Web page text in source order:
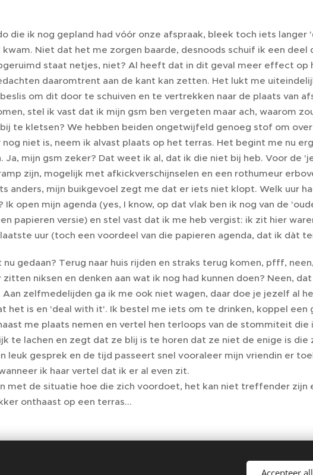
die ik nog gepland had vóór onze afspraak, bleek toch iets langer
kwam. Niet dat het me zorgen baarde, desnoods schuif ik een deel
staat netjes, niet? Al heeft dat in dit geval meer effect op
daaromtrent aan de kant kan zetten. Het lukt me
om dit door te schuiven en te vertrekken naar de plaats van
stel ik vast dat ik mijn gsm ben vergeten maar ach, waarom
te kletsen? We hebben beiden ongetwijfeld genoeg stof om
niet is, neem ik alvast plaats op het terras. Het begint me nu
Ja, mijn gsm zeker? Dat weet ik al, dat ik die niet bij heb. Voor de
zijn, mogelijk met afkickverschijnselen en een rothumeur
anders, mijn buikgevoel zegt me dat er iets niet klopt. Welk uur
Ik open mijn agenda (yes, I know, op dat vlak ben ik nog van de
papieren versie) en stel vast dat ik me heb vergist: ik zit hier
uur (toch een voordeel van die papieren agenda, dat ik dàt
gedaan? Terug naar huis rijden en straks terug komen, pfff,
zitten niksen en denken aan wat ik nog had kunnen doen? Neen,
Aan zelfmedelijden ga ik me ook niet wagen, daar doe je jezelf al
het is en 'deal with it'. Ik bestel me iets om te drinken, koppel een
me plaats nemen en vertel hen terloops van de stommiteit die
te lachen en zegt dat ze blij is te horen dat ze niet de enige is die
leuk gesprek en de tijd passeert snel vooraleer mijn vriendin er
ik haar vertel dat ik er al even zit.
met de situatie hoe die zich voordoet, het kan niet treffender zijn
onthaast op een terras...
Accepteer